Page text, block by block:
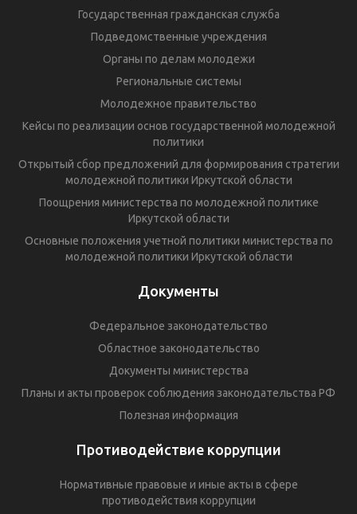
Государственная гражданская служба
Подведомственные учреждения
Органы по делам молодежи
Региональные системы
Молодежное правительство
Кейсы по реализации основ государственной молодежной
политики
Открытый сбор предложений для формирования стратегии
молодежной политики Иркутской области
Поощрения министерства по молодежной политике
Иркутской области
Основные положения учетной политики министерства по
молодежной политики Иркутской области
Документы
Федеральное законодательство
Областное законодательство
Документы министерства
Планы и акты проверок соблюдения законодательства РФ
Полезная информация
Противодействие коррупции
Нормативные правовые и иные акты в сфере
противодействия коррупции